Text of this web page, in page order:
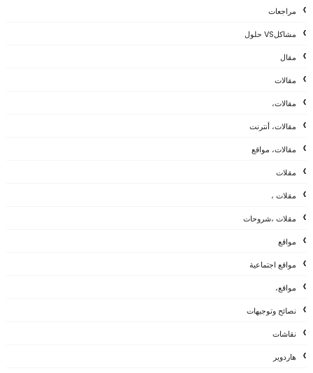
مراجعات
مشاكلVS حلول
مقال
مقالات
مقالات،
مقالات، أنترنت
مقالات، مواقع
مقلات
مقلات ،
مقلات ،شروحات
مواقع
مواقع اجتماعية
مواقع،
نصائح وتوجيهات
نقاشات
هاردوير